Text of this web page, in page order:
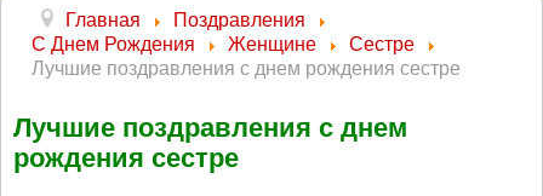
Главная
Поздравления
С Днем Рождения
Женщине
Сестре
Лучшие поздравления с днем рождения сестре
Лучшие поздравления с днем
рождения сестре